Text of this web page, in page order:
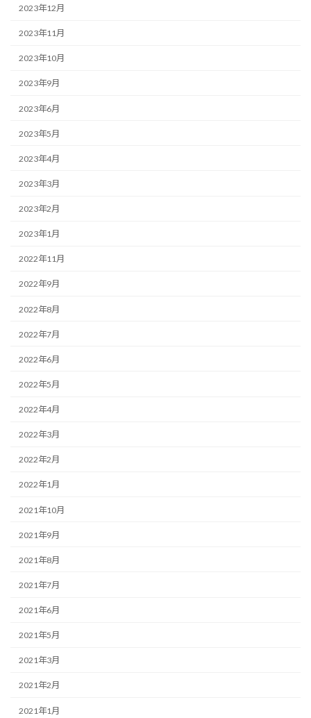
2023年12月
2023年11月
2023年10月
2023年9月
2023年6月
2023年5月
2023年4月
2023年3月
2023年2月
2023年1月
2022年11月
2022年9月
2022年8月
2022年7月
2022年6月
2022年5月
2022年4月
2022年3月
2022年2月
2022年1月
2021年10月
2021年9月
2021年8月
2021年7月
2021年6月
2021年5月
2021年3月
2021年2月
2021年1月